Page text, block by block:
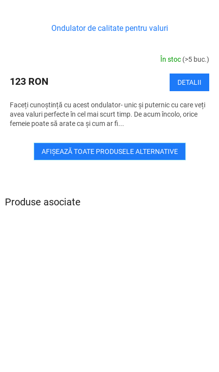
Produse asociate
Ondulator de calitate pentru valuri
În stoc (>5 buc.)
123 RON DETALII
Faceți cunoștință cu acest ondulator- unic și puternic cu care veți
avea valuri perfecte în cel mai scurt timp. De acum încolo, orice
femeie poate să arate ca și cum ar fi...
AFIŞEAZĂ TOATE PRODUSELE ALTERNATIVE